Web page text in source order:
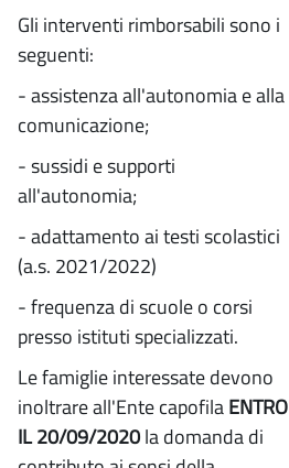
Gli interventi rimborsabili sono i
seguenti:
- assistenza all'autonomia e alla
comunicazione;
- sussidi e supporti
all'autonomia;
- adattamento ai testi scolastici
(a.s. 2021/2022)
- frequenza di scuole o corsi
presso istituti specializzati.
Le famiglie interessate devono
inoltrare all'Ente capofilaENTRO
IL 20/09/2020la domanda di